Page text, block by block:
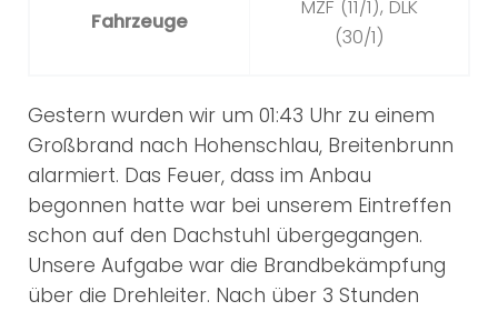
Fahrzeuge
MZF (11/1), DLK
(30/1)
Gestern wurden wir um 01:43 Uhr zu einem
Großbrand nach Hohenschlau, Breitenbrunn
alarmiert. Das Feuer, dass im Anbau
begonnen hatte war bei unserem Eintreffen
schon auf den Dachstuhl übergegangen.
Unsere Aufgabe war die Brandbekämpfung
über die Drehleiter. Nach über 3 Stunden